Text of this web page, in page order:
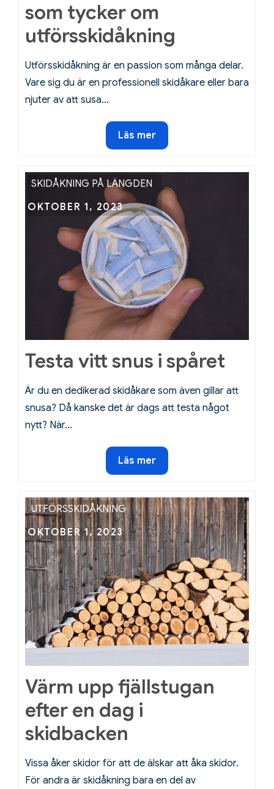
som tycker om
utförsskidåkning
Utförsskidåkning är en passion som många delar.
Vare sig du är en professionell skidåkare eller bara
njuter av att susa…
Rätt
jacka
barnet
som
tycker
om
utförsskidåkning
Läs mer
SKIDÅKNING PÅ LÄNGDEN
Posted
OKTOBER 1, 2023
Testa vitt snus i spåret
Är du en dedikerad skidåkare som även gillar att
snusa? Då kanske det är dags att testa något
nytt? När…
Testa
vitt
i
spåret
Läs mer
UTFÖRSSKIDÅKNING
Posted
on
OKTOBER 1, 2023
Värm upp fjällstugan
efter en dag i
skidbacken
Vissa åker skidor för att de älskar att åka skidor.
För andra är skidåkning bara en del av